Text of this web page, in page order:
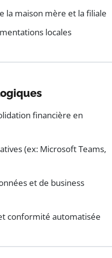
la maison mère et la filiale
locales
financière en
(ex: Microsoft Teams,
et de business
conformité automatisée